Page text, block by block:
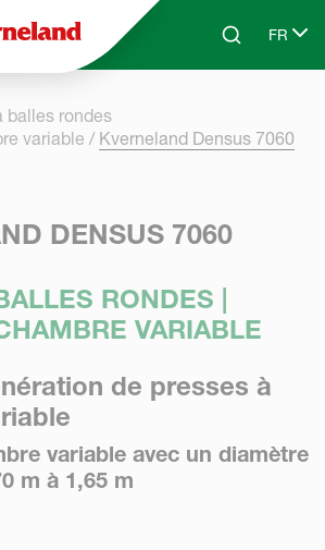
Skip to main contentSearchFR
Select
balles rondes
variable
Kverneland Densus 7060
DENSUS 7060
RONDES |
VARIABLE
de presses à
variable avec un diamètre
m à 1,65 m
cookies